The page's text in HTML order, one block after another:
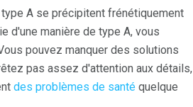
A se précipitent frénétiquement
d'une manière de type A, vous
pouvez manquer des solutions
pas assez d'attention aux détails,
des problèmes de santé quelque